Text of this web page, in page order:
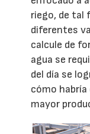
riego, de tal
diferentes
calcule de
agua se
del día se
cómo habría
mayor